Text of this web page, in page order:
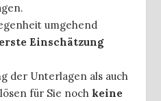
umgehend
erste Einschätzung
der Unterlagen als auch
für Sie noch keine